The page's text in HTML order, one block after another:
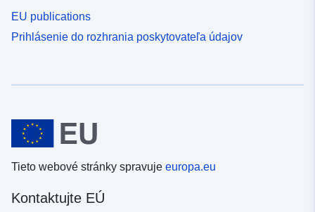
EU publications
Prihlásenie do rozhrania poskytovateľa údajov
Tieto webové stránky spravuje europa.eu
Kontaktujte EÚ